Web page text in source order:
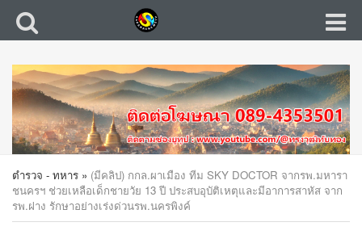
ตำรวจ - ทหาร » (มีคลิป) กกล.ผาเมือง ทีม SKY DOCTOR จากรพ.มหารา
ชนครฯ ช่วยเหลือเด็กชายวัย 13 ปี ประสบอุบัติเหตุและมีอาการสาหัส จาก
รพ.ฝาง รักษาอย่างเร่งด่วนรพ.นครพิงค์